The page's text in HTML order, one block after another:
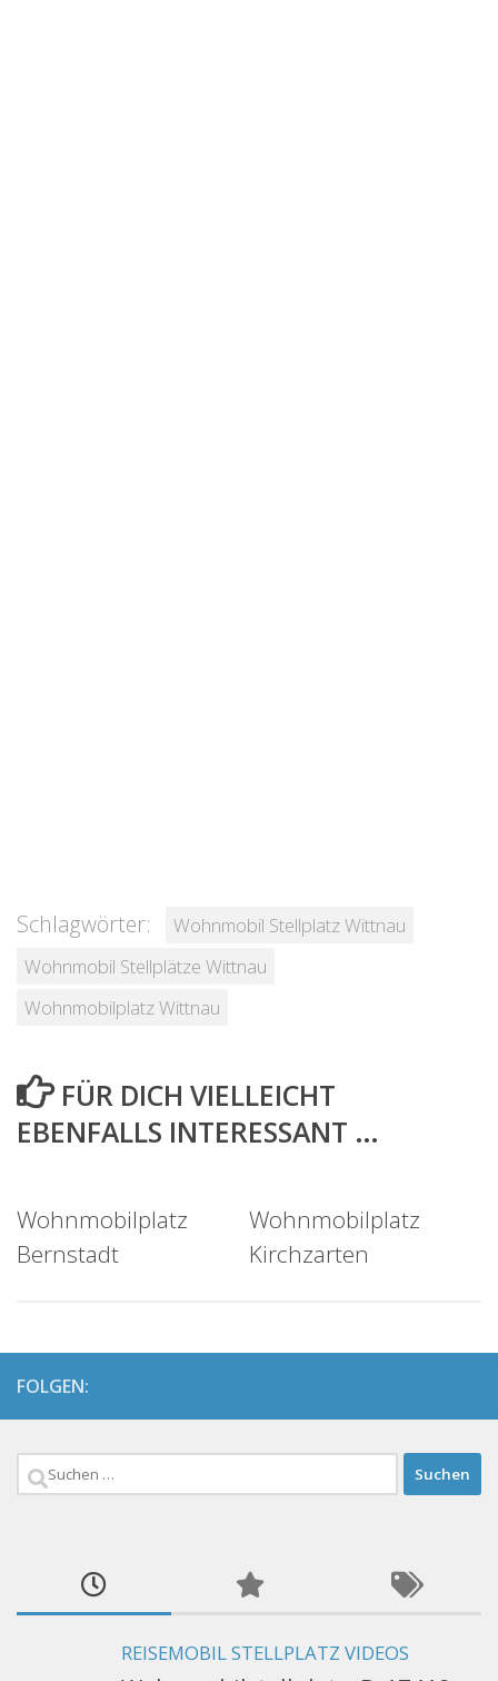
Schlagwörter:
Wohnmobil Stellplatz Wittnau
Wohnmobil Stellplätze Wittnau
Wohnmobilplatz Wittnau
FÜR DICH VIELLEICHT
EBENFALLS INTERESSANT …
Wohnmobilplatz
Bernstadt
Wohnmobilplatz
Kirchzarten
FOLGEN:
Suchen
REISEMOBIL STELLPLATZ VIDEOS